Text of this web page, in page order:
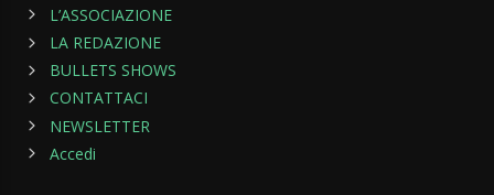
L’ASSOCIAZIONE
LA REDAZIONE
BULLETS SHOWS
CONTATTACI
NEWSLETTER
Accedi